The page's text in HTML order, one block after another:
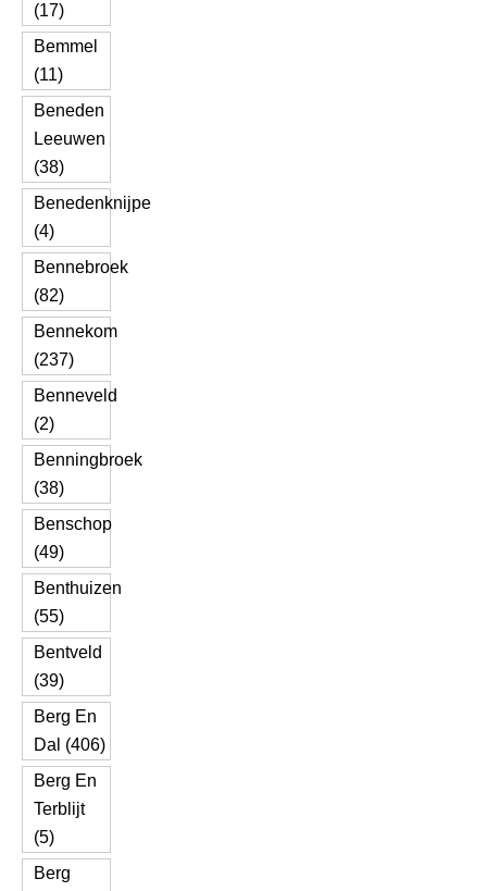
(17)
Bemmel
(11)
Beneden
Leeuwen
(38)
Benedenknijpe
(4)
Bennebroek
(82)
Bennekom
(237)
Benneveld
(2)
Benningbroek
(38)
Benschop
(49)
Benthuizen
(55)
Bentveld
(39)
Berg En
Dal (406)
Berg En
Terblijt
(5)
Berg